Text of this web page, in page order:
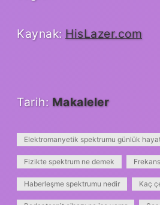
Kaynak: HisLazer.com
Tarih: Makaleler
Elektromanyetik spektrumu günlük
Fizikte spektrum ne demek
Haberleşme spektrumu nedir Kaç